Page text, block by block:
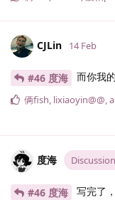
CJLin 14 Feb
#46 度海 而你我
俩fish, lixiaoyin@@,
度海
#46 度海
写完了